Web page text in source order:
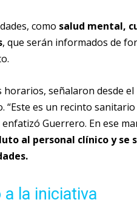
como salud mental,
, que serán informados de
horarios, señalaron desde
“Este es un recinto
enfatizó Guerrero. En ese
al personal clínico y
a la iniciativa